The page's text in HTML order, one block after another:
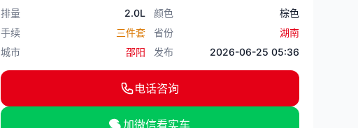
排量
2.0L 颜色
棕色
手续
三件套 省份
湖南
城市
邵阳 发布 2026-06-25 05:36
电话咨询
加微信看实车